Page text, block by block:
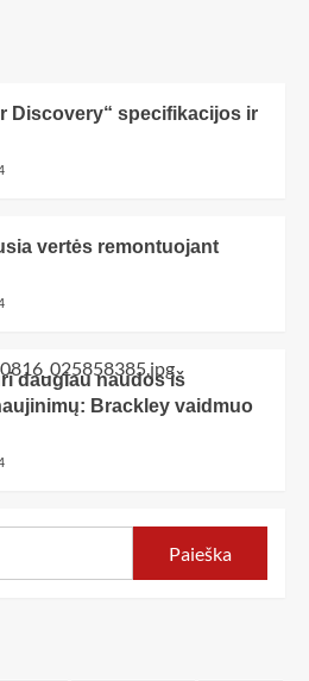
Discovery“ specifikacijos ir
vertės remontuojant
daugiau naudos iš
Brackley vaidmuo